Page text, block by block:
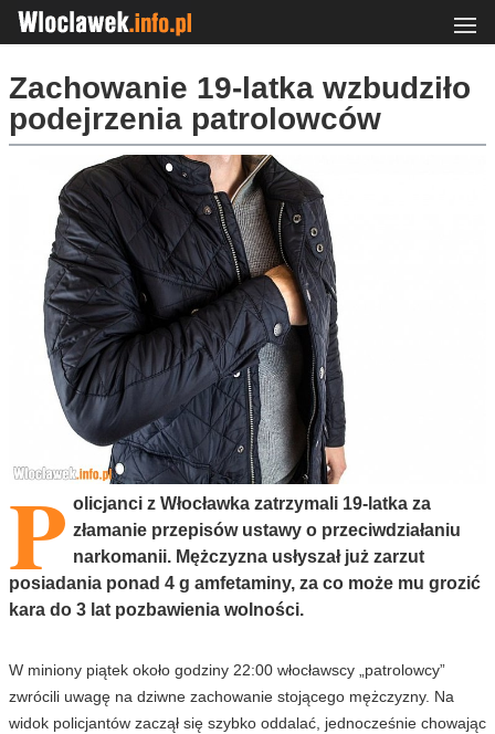
Zachowanie 19-latka wzbudziło
podejrzenia patrolowców
P olicjanci z Włocławka zatrzymali 19-latka za
złamanie przepisów ustawy o przeciwdziałaniu
narkomanii. Mężczyzna usłyszał już zarzut
posiadania ponad 4 g amfetaminy, za co może mu grozić
kara do 3 lat pozbawienia wolności.
W miniony piątek około godziny 22:00 włocławscy „patrolowcy”
zwrócili uwagę na dziwne zachowanie stojącego mężczyzny. Na
widok policjantów zaczął się szybko oddalać, jednocześnie chowając